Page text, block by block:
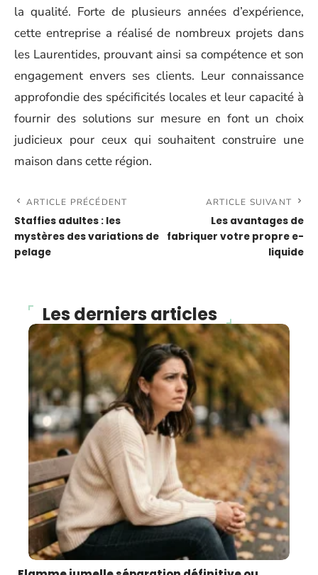
la qualité. Forte de plusieurs années d’expérience,
cette entreprise a réalisé de nombreux projets dans
les Laurentides, prouvant ainsi sa compétence et son
engagement envers ses clients. Leur connaissance
approfondie des spécificités locales et leur capacité à
fournir des solutions sur mesure en font un choix
judicieux pour ceux qui souhaitent construire une
maison dans cette région.
ARTICLE PRÉCÉDENT
Staffies adultes : les
mystères des variations de
pelage
ARTICLE SUIVANT
Les avantages de
fabriquer votre propre e-
liquide
Les derniers articles